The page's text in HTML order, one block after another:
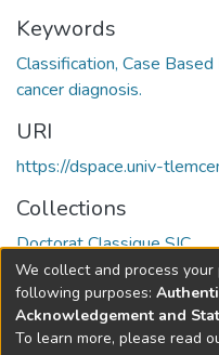
Keywords
Classification, Case
cancer diagnosis.
URI
https://dspace.univ-
Collections
Doctorat Classique SIC
Full item page
DSpace software
We collect and process
following purposes:
Acknowledgement and
To learn more, please read